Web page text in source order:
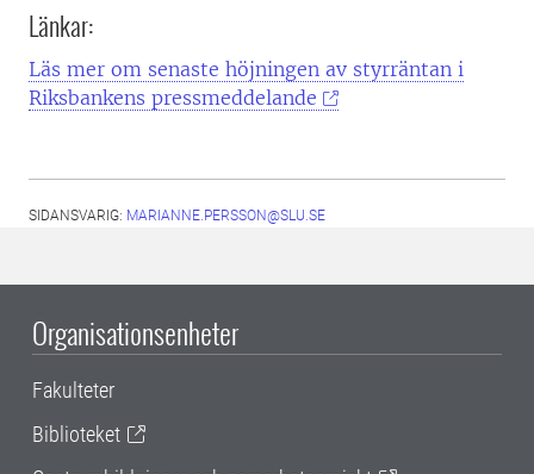
Länkar:
Läs mer om senaste höjningen av styrräntan i
Riksbankens pressmeddelande
SIDANSVARIG: MARIANNE.PERSSON@SLU.SE
Organisationsenheter
Fakulteter
Biblioteket